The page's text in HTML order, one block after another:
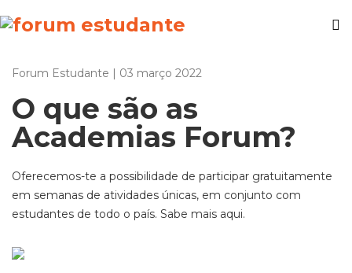
Forum Estudante | 03 março 2022
O que são as
Academias Forum?
Oferecemos-te a possibilidade de participar gratuitamente
em semanas de atividades únicas, em conjunto com
estudantes de todo o país. Sabe mais aqui.